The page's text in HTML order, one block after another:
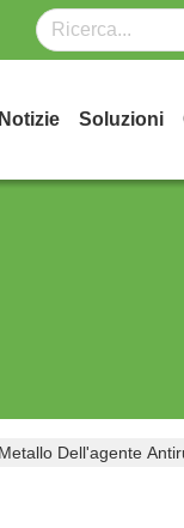
Soluzioni
Dell'agente